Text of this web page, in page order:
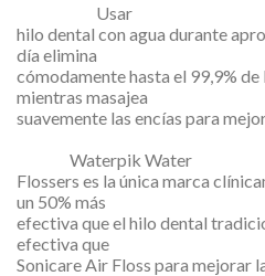
Usar
hilo dental con agua durante
día elimina
cómodamente hasta el 99,9%
mientras masajea
suavemente las encías para
Waterpik Water
Flossers es la única marca
un 50% más
efectiva que el hilo dental
efectiva que
Sonicare Air Floss para mejorar